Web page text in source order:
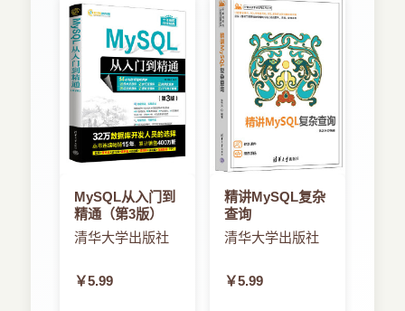
MySQL从入门到
精通（第3版）
清华大学出版社
￥5.99
精讲MySQL复杂
查询
清华大学出版社
￥5.99